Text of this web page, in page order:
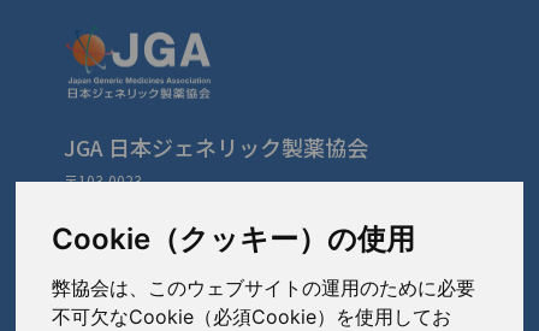
Cookie（クッキー）の使用
弊協会は、このウェブサイトの運用のために必要
不可欠なCookie（必須Cookie）を使用してお
JGA 日本ジェネリック製薬協会
〒103-0023
TEL: 03-3279-1890 / FAX: 03-3241-2978
会員会社（あ〜さ）